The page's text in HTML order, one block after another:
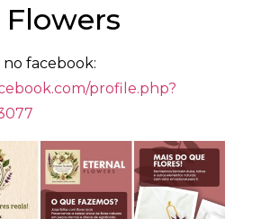
no facebook:
profile.php?